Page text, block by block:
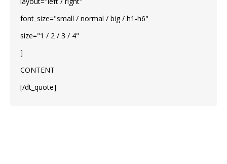
font_size="small / normal / big / h1-h6"
size="1 / 2 / 3 / 4"
]
CONTENT
[/dt_quote]